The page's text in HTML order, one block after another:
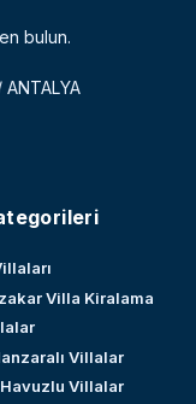
bulun.
Villa Kiralama
Villalar
Havuzlu Villalar